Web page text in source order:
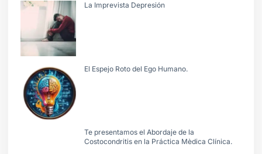
La Imprevista Depresión
El Espejo Roto del Ego Humano.
Te presentamos el Abordaje de la
Costocondritis en la Práctica Mèdica Clínica.